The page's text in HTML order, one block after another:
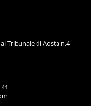
Tribunale di Aosta n.4